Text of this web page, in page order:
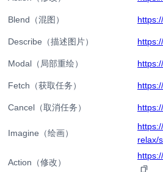
Blend（混图）
Describe（描述图片）
Modal（局部重绘）
Fetch（获取任务）
Cancel（取消任务）
Imagine（绘画）
relax/
Action（修改）